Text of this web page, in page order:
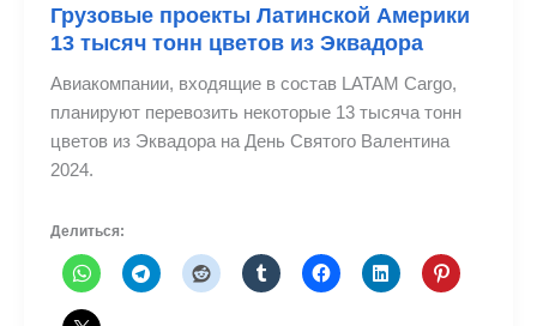
Грузовые проекты Латинской Америки
13 тысяч тонн цветов из Эквадора
Авиакомпании, входящие в состав LATAM Cargo,
планируют перевозить некоторые 13 тысяча тонн
цветов из Эквадора на День Святого Валентина
2024.
Делиться: